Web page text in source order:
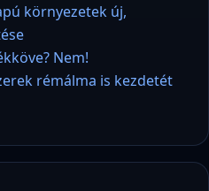
környezetek új,
Nem!
rémálma is kezdetét